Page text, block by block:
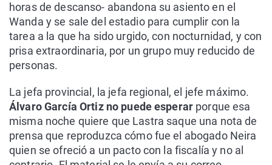
horas de descanso- abandona su asiento en el
Wanda y se sale del estadio para cumplir con la
tarea a la que ha sido urgido, con nocturnidad, y con
prisa extraordinaria, por un grupo muy reducido de
personas.
La jefa provincial, la jefa regional, el jefe máximo.
Álvaro García Ortiz no puede esperar porque esa
misma noche quiere que Lastra saque una nota de
prensa que reproduzca cómo fue el abogado Neira
quien se ofreció a un pacto con la fiscalía y no al